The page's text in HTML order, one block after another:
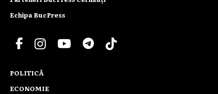
Echipa BucPress
POLITICĂ
ECONOMIE